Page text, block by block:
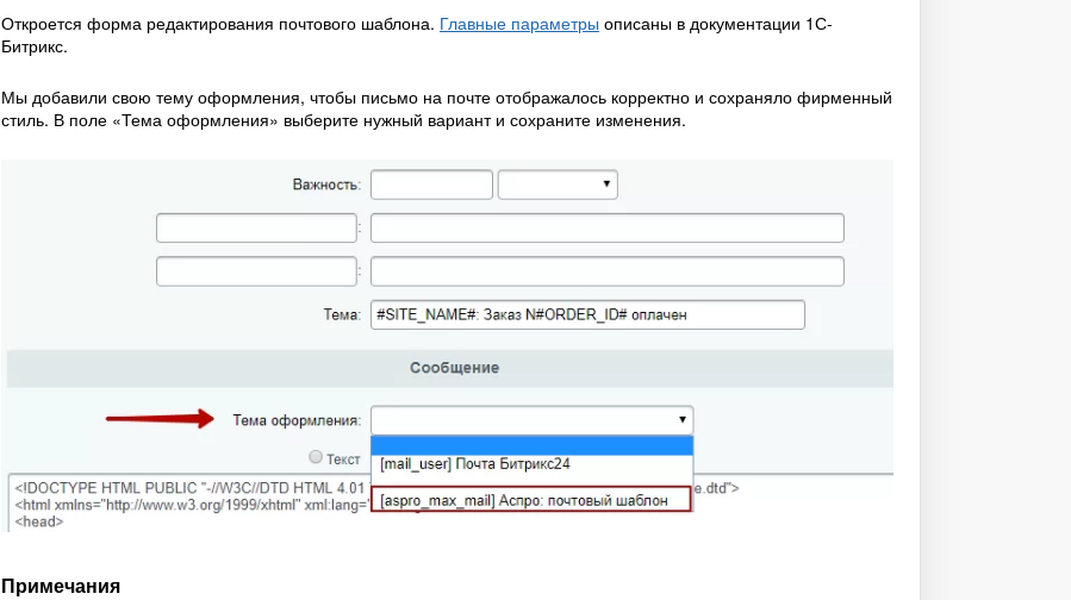
Откроется форма редактирования почтового шаблона. Главные параметры описаны в документации 1С-
Битрикс.
Мы добавили свою тему оформления, чтобы письмо на почте отображалось корректно и сохраняло фирменный
стиль. В поле «Тема оформления» выберите нужный вариант и сохраните изменения.
Примечания